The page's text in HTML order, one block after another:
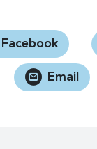
Facebook
Email